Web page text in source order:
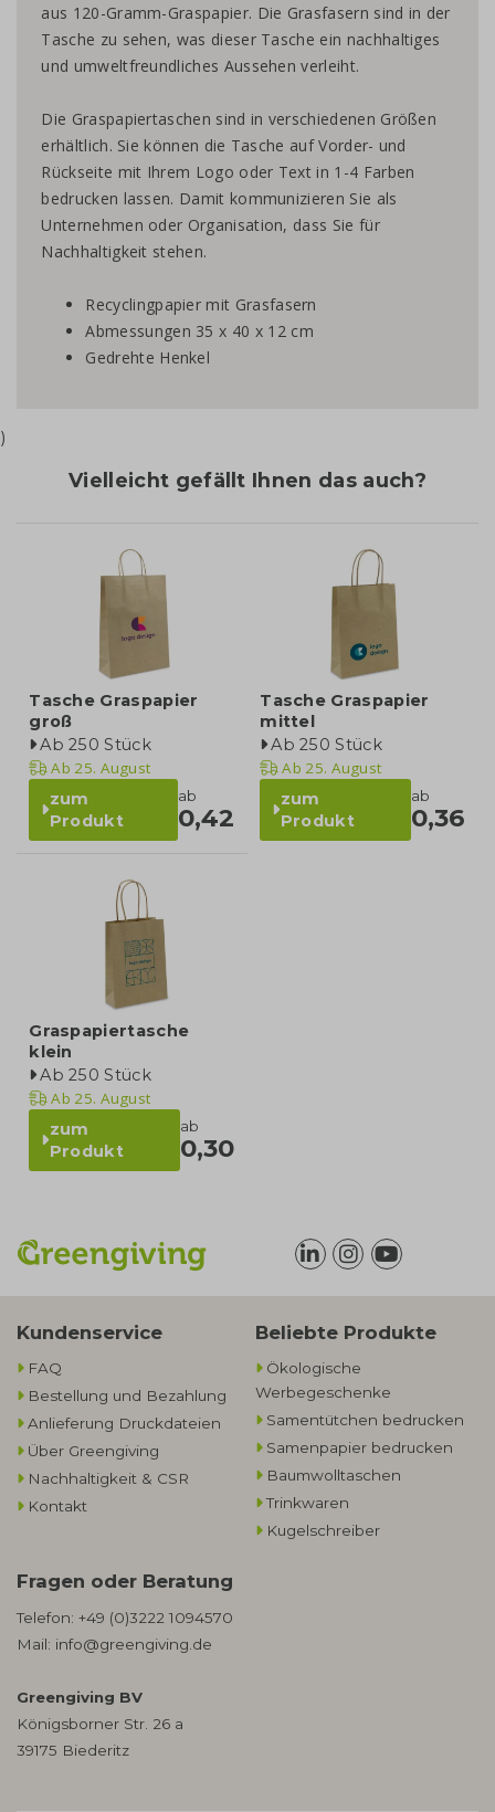
aus 120-Gramm-Graspapier. Die Grasfasern sind in der
Tasche zu sehen, was dieser Tasche ein nachhaltiges
und umweltfreundliches Aussehen verleiht.
Die Graspapiertaschen sind in verschiedenen Größen
erhältlich. Sie können die Tasche auf Vorder- und
Rückseite mit Ihrem Logo oder Text in 1-4 Farben
bedrucken lassen. Damit kommunizieren Sie als
Unternehmen oder Organisation, dass Sie für
Nachhaltigkeit stehen.
Recyclingpapier mit Grasfasern
Abmessungen 35 x 40 x 12 cm
Gedrehte Henkel
)
Vielleicht gefällt Ihnen das auch?
Tasche Graspapier
groß
Ab 250 Stück
Ab 25. August
zum
Produkt
ab
0,42
Tasche Graspapier
mittel
Ab 250 Stück
Ab 25. August
zum
Produkt
ab
0,36
Graspapiertasche
klein
Ab 250 Stück
Ab 25. August
zum
Produkt
ab
0,30
Kundenservice
FAQ
Bestellung und Bezahlung
Anlieferung Druckdateien
Über Greengiving
Nachhaltigkeit & CSR
Kontakt
Beliebte Produkte
Ökologische
Werbegeschenke​
Samentütchen bedrucken
Samenpapier bedrucken
Baumwolltaschen​
Trinkwaren
Kugelschreiber
Fragen oder Beratung
Telefon: +49 (0)3222 1094570
Mail: info@greengiving.de
Greengiving BV
Königsborner Str. 26 a
39175 Biederitz